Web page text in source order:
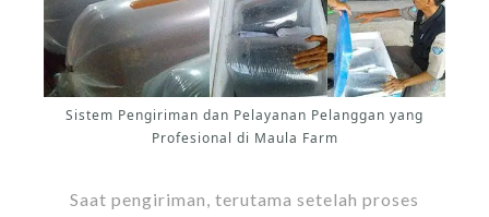
Sistem Pengiriman dan Pelayanan Pelanggan yang
Profesional di Maula Farm
Saat pengiriman, terutama setelah proses